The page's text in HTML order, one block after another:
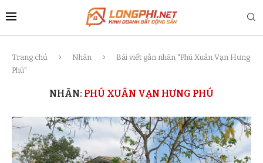
Trang chủ Nhãn
Bài viết gắn nhãn "Phú Xuân Vạn Hưng
Phú"
NHÃN: PHÚ XUÂN VẠN HƯNG PHÚ